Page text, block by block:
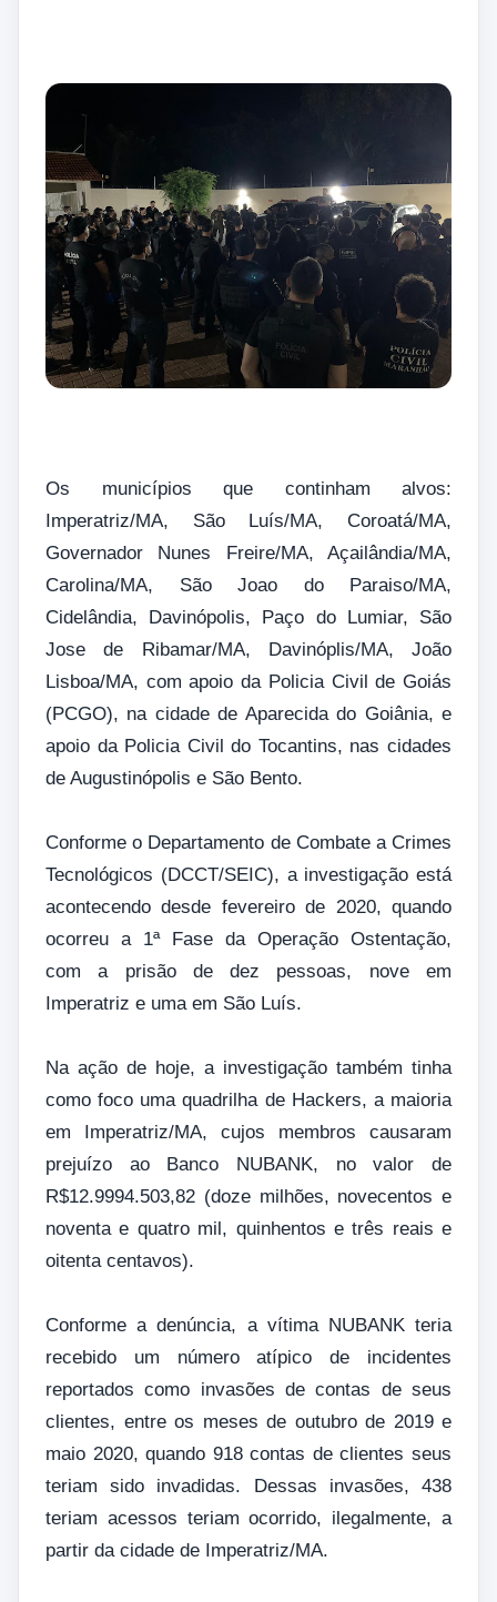
Os municípios que continham alvos:
Imperatriz/MA, São Luís/MA, Coroatá/MA,
Governador Nunes Freire/MA, Açailândia/MA,
Carolina/MA, São Joao do Paraiso/MA,
Cidelândia, Davinópolis, Paço do Lumiar, São
Jose de Ribamar/MA, Davinóplis/MA, João
Lisboa/MA, com apoio da Policia Civil de Goiás
(PCGO), na cidade de Aparecida do Goiânia, e
apoio da Policia Civil do Tocantins, nas cidades
de Augustinópolis e São Bento.
Conforme o Departamento de Combate a Crimes
Tecnológicos (DCCT/SEIC), a investigação está
acontecendo desde fevereiro de 2020, quando
ocorreu a 1ª Fase da Operação Ostentação,
com a prisão de dez pessoas, nove em
Imperatriz e uma em São Luís.
Na ação de hoje, a investigação também tinha
como foco uma quadrilha de Hackers, a maioria
em Imperatriz/MA, cujos membros causaram
prejuízo ao Banco NUBANK, no valor de
R$12.9994.503,82 (doze milhões, novecentos e
noventa e quatro mil, quinhentos e três reais e
oitenta centavos).
Conforme a denúncia, a vítima NUBANK teria
recebido um número atípico de incidentes
reportados como invasões de contas de seus
clientes, entre os meses de outubro de 2019 e
maio 2020, quando 918 contas de clientes seus
teriam sido invadidas. Dessas invasões, 438
teriam acessos teriam ocorrido, ilegalmente, a
partir da cidade de Imperatriz/MA.